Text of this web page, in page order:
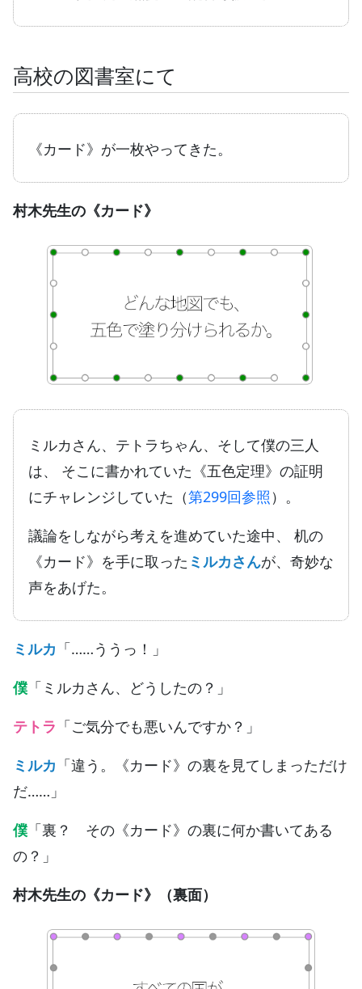
高校の図書室にて
《カード》が一枚やってきた。
村木先生の《カード》
ミルカさん、テトラちゃん、そして僕の三人
は、 そこに書かれていた《五色定理》の証明
にチャレンジしていた（第299回参照 ）。
議論をしながら考えを進めていた途中、 机の
《カード》を手に取った ミルカさんが、奇妙な
声をあげた。
ミルカ 「……ううっ！」
僕 「ミルカさん、どうしたの？」
テトラ 「ご気分でも悪いんですか？」
ミルカ 「違う。《カード》の裏を見てしまっただけ
だ……」
僕 「裏？ その《カード》の裏に何か書いてある
の？」
村木先生の《カード》（裏面）